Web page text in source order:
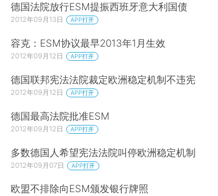
德国法院放行ESM提振西班牙意大利国债
2012年09月13日 APP打开
容克：ESM协议最早2013年1月生效
2012年09月12日 APP打开
德国联邦宪法法院裁定欧洲稳定机制不违宪
2012年09月12日 APP打开
德国最高法院批准ESM
2012年09月12日 APP打开
多数德国人希望宪法法院叫停欧洲稳定机制
2012年09月07日 APP打开
欧盟不排除向ESM颁发银行牌照